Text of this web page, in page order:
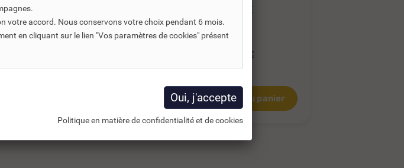
MURALE
ECRAN DE DOUCHE FIXE
ITALIENNE 140...
343,12 €
185,85 €HT
Ajouter au panier
votre accord. Nous conservons votre choix pendant 6 mois.
en cliquant sur le lien "Vos paramètres de cookies" présent
Politique en matière de confidentialité et de cookies